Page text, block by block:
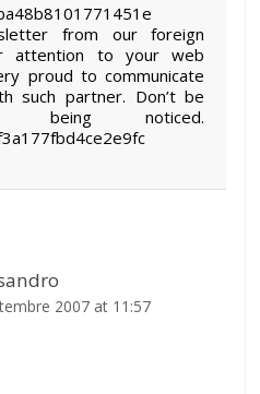
from our foreign
attention to your web
proud to communicate
such partner. Don’t be
being noticed.
2007 at 11:57